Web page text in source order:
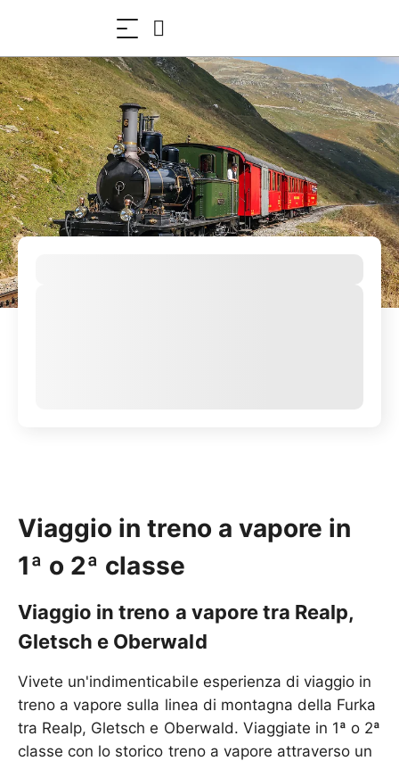
Viaggio in treno a vapore in
1ª o 2ª classe
Viaggio in treno a vapore tra Realp,
Gletsch e Oberwald
Vivete un'indimenticabile esperienza di viaggio in
treno a vapore sulla linea di montagna della Furka
tra Realp, Gletsch e Oberwald. Viaggiate in 1ª o 2ª
classe con lo storico treno a vapore attraverso un